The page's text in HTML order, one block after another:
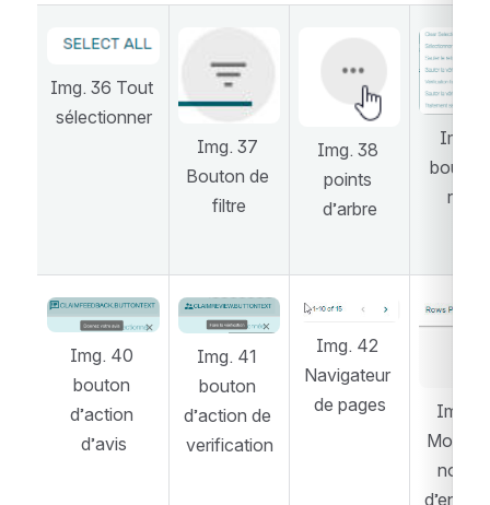
Open
Img. 36 Tout
sélectionner
Img. 37
Bouton de
filtre
Img. 38
points
d’arbre
Open
bouton
Open
Img. 40
bouton
d’action
d’avis
Open
Img. 41
bouton
d’action de
verification
Open
Img. 42
Navigateur
de pages
Open
Img.